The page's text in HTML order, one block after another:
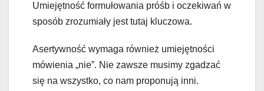
Umiejętność formułowania próśb i oczekiwań w
sposób zrozumiały jest tutaj kluczowa.
Asertywność wymaga również umiejętności
mówienia „nie”. Nie zawsze musimy zgadzać
się na wszystko, co nam proponują inni.